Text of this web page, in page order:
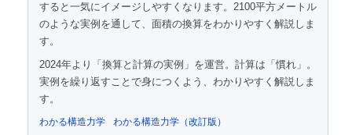
すると一気にイメージしやすくなります。2100平方メートル
のような実例を通して、面積の換算をわかりやすく解説しま
す。
2024年より「換算と計算の実例」を運営。計算は「慣れ」。
実例を繰り返すことで身につくよう、わかりやすく解説しま
す。
わかる構造力学 わかる構造力学（改訂版）